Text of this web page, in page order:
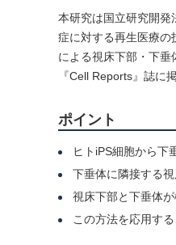
本研究は国立研究開発
症に対する再生医療の
による視床下部・下
『Cell Reports』誌に
ポイント
ヒトiPS細胞から下
下垂体に隣接する
視床下部と下垂体
この方法を応用す